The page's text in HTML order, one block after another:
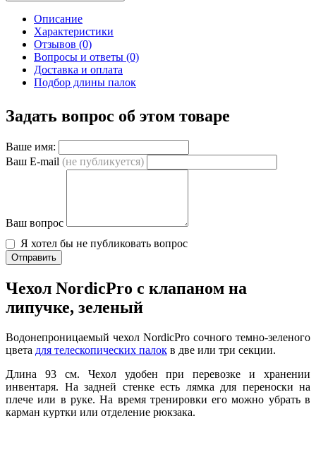
Описание
Характеристики
Отзывов (0)
Вопросы и ответы (0)
Доставка и оплата
Подбор длины палок
Задать вопрос об этом товаре
Ваше имя:
Ваш E-mail (не публикуется)
Ваш вопрос
Я хотел бы не публиковать вопрос
Отправить
Чехол NordicPro с клапаном на
липучке, зеленый
Водонепроницаемый чехол NordicPro сочного темно-зеленого
цвета для телескопических палок в две или три секции.
Длина 93 см. Чехол удобен при перевозке и хранении
инвентаря. На задней стенке есть лямка для переноски на
плече или в руке. На время тренировки его можно убрать в
карман куртки или отделение рюкзака.